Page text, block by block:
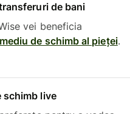
de bani
vei beneficia
de schimb al pieței.
schimb live